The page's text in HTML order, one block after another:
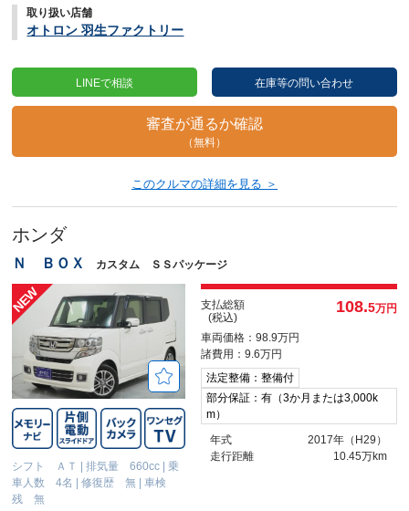
取り扱い店舗
オトロン 羽生ファクトリー
LINEで相談 在庫等の問い合わせ
審査が通るか確認
（無料）
このクルマの詳細を見る ＞
ホンダ
Ｎ ＢＯＸ カスタム ＳＳパッケージ
シフト ＡＴ |排気量 660cc |乗
車人数 4名 |修復歴 無 |車検
残 無
支払総額
(税込)
108.5万円
車両価格：98.9万円
諸費用：9.6万円
法定整備：整備付
部分保証：有（3か月または3,000k
m）
年式
2017年（H29）
走行距離
10.45万km